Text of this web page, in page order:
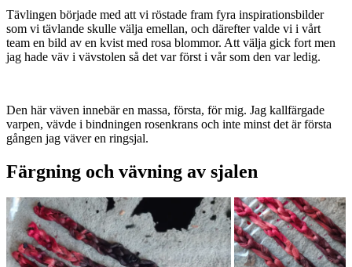
Tävlingen började med att vi röstade fram fyra inspirationsbilder
som vi tävlande skulle välja emellan, och därefter valde vi i vårt
team en bild av en kvist med rosa blommor. Att välja gick fort men
jag hade väv i vävstolen så det var först i vår som den var ledig.
Den här väven innebär en massa, första, för mig. Jag kallfärgade
varpen, vävde i bindningen rosenkrans och inte minst det är första
gången jag väver en ringsjal.
Färgning och vävning av sjalen